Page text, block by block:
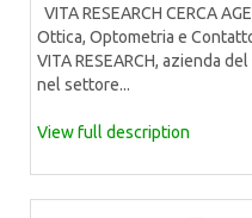
VITA RESEARCH CERCA
Ottica, Optometria e
VITA RESEARCH, azienda
nel settore...
View full description